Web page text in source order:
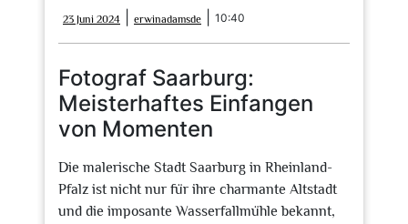
23 Juni 2024
Juni
2024
erwinadamsde erwinadamsde
10:40
Fotograf Saarburg:
Meisterhaftes Einfangen
von Momenten
Die malerische Stadt Saarburg in Rheinland-
Pfalz ist nicht nur für ihre charmante Altstadt
und die imposante Wasserfallmühle bekannt,